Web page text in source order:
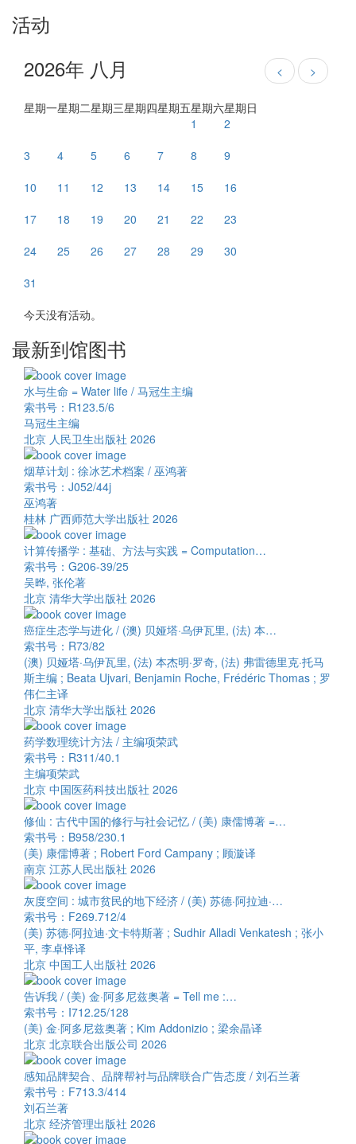
活动
2026年 八月
< >
星期一星期二星期三星期四星期五星期六星期日
1
2
3
4 5 6 7 8
9
10
11 12 13 14 15
16
17
18 19 20 21 22
23
24
25 26 27 28 29
30
31
今天没有活动。
最新到馆图书
水与生命 = Water life / 马冠生主编
索书号：R123.5/6
马冠生主编
北京 人民卫生出版社 2026
烟草计划 : 徐冰艺术档案 / 巫鸿著
索书号：J052/44j
巫鸿著
桂林 广西师范大学出版社 2026
计算传播学 : 基础、方法与实践 = Computation…
索书号：G206-39/25
吴晔, 张伦著
北京 清华大学出版社 2026
癌症生态学与进化 / (澳) 贝娅塔·乌伊瓦里, (法) 本…
索书号：R73/82
(澳) 贝娅塔·乌伊瓦里, (法) 本杰明·罗奇, (法) 弗雷德里克·托马
斯主编 ; Beata Ujvari, Benjamin Roche, Frédéric Thomas ; 罗
伟仁主译
北京 清华大学出版社 2026
药学数理统计方法 / 主编项荣武
索书号：R311/40.1
主编项荣武
北京 中国医药科技出版社 2026
修仙 : 古代中国的修行与社会记忆 / (美) 康儒博著 =…
索书号：B958/230.1
(美) 康儒博著 ; Robert Ford Campany ; 顾漩译
南京 江苏人民出版社 2026
灰度空间 : 城市贫民的地下经济 / (美) 苏德·阿拉迪·…
索书号：F269.712/4
(美) 苏德·阿拉迪·文卡特斯著 ; Sudhir Alladi Venkatesh ; 张小
平, 李卓怿译
北京 中国工人出版社 2026
告诉我 / (美) 金·阿多尼兹奥著 = Tell me :…
索书号：I712.25/128
(美) 金·阿多尼兹奥著 ; Kim Addonizio ; 梁余晶译
北京 北京联合出版公司 2026
感知品牌契合、品牌帮衬与品牌联合广告态度 / 刘石兰著
索书号：F713.3/414
刘石兰著
北京 经济管理出版社 2026